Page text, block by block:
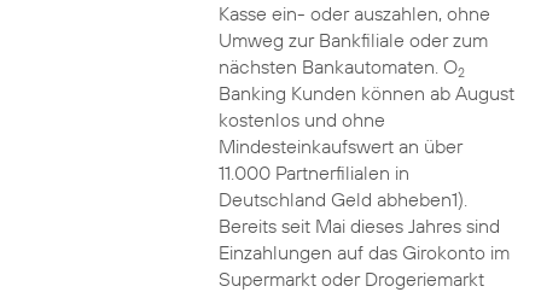
Kasse ein- oder auszahlen, ohne
Umweg zur Bankfiliale oder zum
nächsten Bankautomaten. O2
Banking Kunden können ab August
kostenlos und ohne
Mindesteinkaufswert an über
11.000 Partnerfilialen in
Deutschland Geld abheben1).
Bereits seit Mai dieses Jahres sind
Einzahlungen auf das Girokonto im
Supermarkt oder Drogeriemarkt